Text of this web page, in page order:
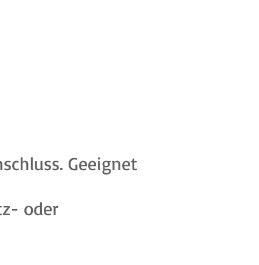
Geeignet
oder